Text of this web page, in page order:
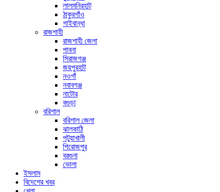
লালমনিরহাট
ঠাকুরগাঁও
গাইবান্ধা
রাজশাহী
রাজশাহী জেলা
পাবনা
সিরাজগঞ্জ
জয়পুরহাট
নওগাঁ
নবাবগঞ্জ
নাটোর
বগুড়া
বরিশাল
বরিশাল জেলা
ঝালকাঠি
পটুয়াখালী
পিরোজপুর
বরগুনা
ভোলা
ইসলাম
বিদেশের খবর